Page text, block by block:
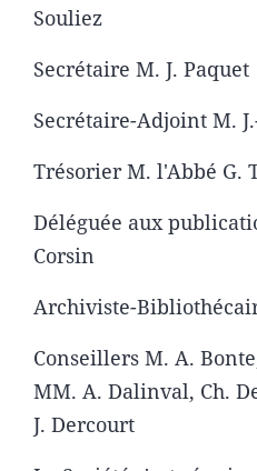
Souliez
Secrétaire M. J. Paquet
Secrétaire-Adjoint M.
Trésorier M. l'Abbé G.
Déléguée aux
Corsin
Archiviste-
Conseillers M. A.
MM. A. Dalinval, Ch.
J. Dercourt